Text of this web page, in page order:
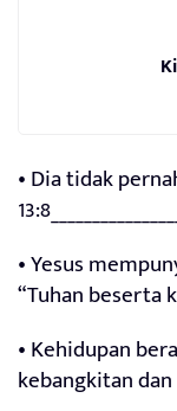
• Dia tidak
• Yesus
“Tuhan beserta
• Kehidupan
kebangkitan dan